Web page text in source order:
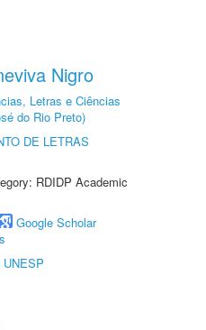
Nigro
Letras e Ciências
do Rio Preto)
DE LETRAS
RDIDP Academic
Google Scholar